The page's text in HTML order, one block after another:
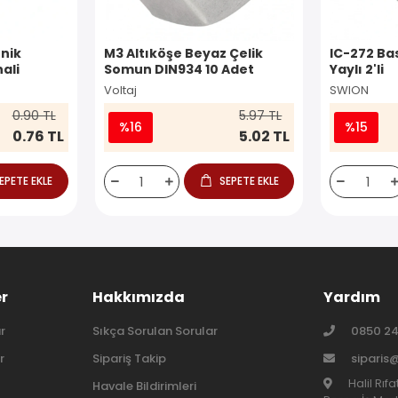
0.90 TL
0.76 TL
EKLE
M3 Altıköşe Beyaz Çelik
Somun DIN934 10 Adet
Voltaj
%16
5.97 TL
5.02 TL
SEPETE EKLE
IC-272
Yaylı 2'li
SWION
%15
Hakkımızda
Sıkça Sorulan Sorular
Sipariş Takip
Havale Bildirimleri
Yardım
0850
Halil